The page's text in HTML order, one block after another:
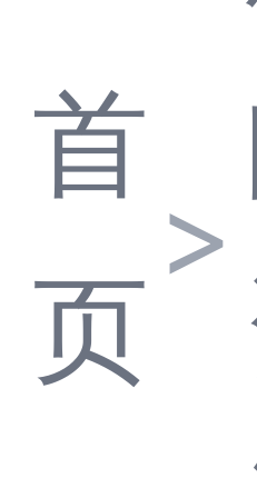
首
页
>